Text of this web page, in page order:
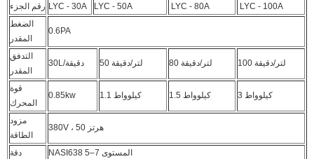
رقم الجزء LYC - 30A LYC - 50A LYC - 80A
LYC - 100A
الضغط
المقدر
0.6PA
التدفق
المقدر
30L/دقيقة 50 لتر/دقيقة 80 لتر/دقيقة 100 لتر/دقيقة
قوة
المحرك
0.85kw 1.1 كيلوواط 1.5 كيلوواط 3 كيلوواط
مزود
الطاقة
380V ، 50 هرتز
دقة
NASI638 5–7 المستوى